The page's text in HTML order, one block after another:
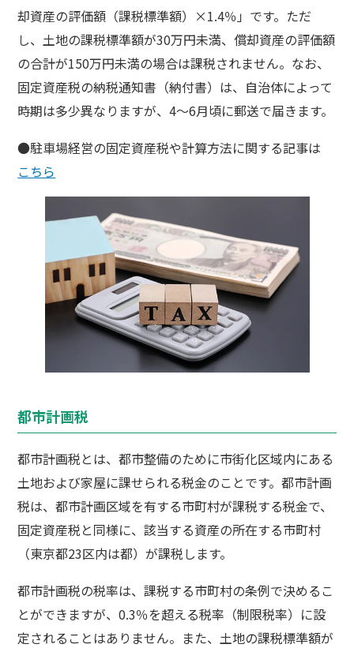
却資産の評価額（課税標準額）×1.4％」です。ただ
し、土地の課税標準額が30万円未満、償却資産の評価額
の合計が150万円未満の場合は課税されません。なお、
固定資産税の納税通知書（納付書）は、自治体によって
時期は多少異なりますが、4～6月頃に郵送で届きます。
●駐車場経営の固定資産税や計算方法に関する記事は
こちら
都市計画税
都市計画税とは、都市整備のために市街化区域内にある
土地および家屋に課せられる税金のことです。都市計画
税は、都市計画区域を有する市町村が課税する税金で、
固定資産税と同様に、該当する資産の所在する市町村
（東京都23区内は都）が課税します。
都市計画税の税率は、課税する市町村の条例で決めるこ
とができますが、0.3％を超える税率（制限税率）に設
定されることはありません。また、土地の課税標準額が